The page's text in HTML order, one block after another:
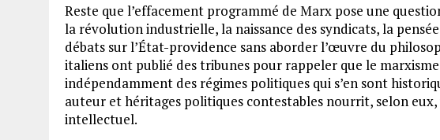
Reste que l’effacement programmé de Marx pose une
la révolution industrielle, la naissance des syndicats, la
débats sur l’État-providence sans aborder l’œuvre du
italiens ont publié des tribunes pour rappeler que le
indépendamment des régimes politiques qui s’en sont
auteur et héritages politiques contestables nourrit, selon
intellectuel.